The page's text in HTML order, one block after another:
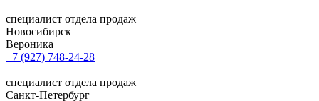
специалист отдела продаж
Новосибирск
Вероника
+7 (927) 748-24-28
специалист отдела продаж
Санкт-Петербург